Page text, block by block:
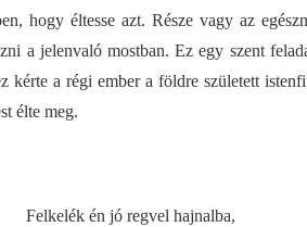
hogy éltesse azt. Része vagy az
a jelenvaló mostban. Ez egy szent
kérte a régi ember a földre született
élte meg.
Felkelék én jó regvel hajnalba,